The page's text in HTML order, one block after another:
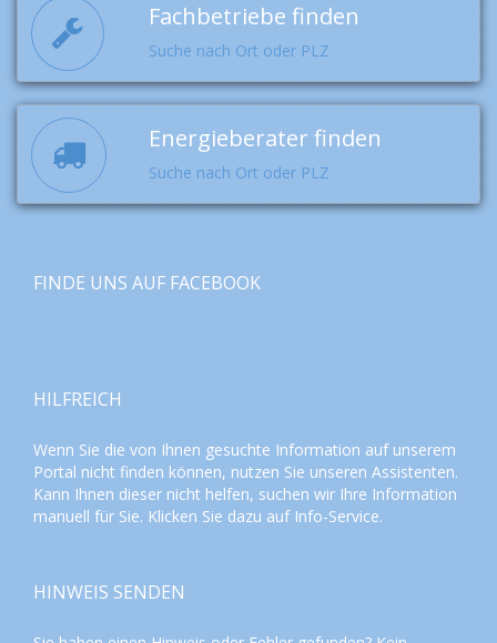
Fachbetriebe finden
Suche nach Ort oder PLZ
Energieberater finden
Suche nach Ort oder PLZ
FINDE UNS AUF FACEBOOK
HILFREICH
Wenn Sie die von Ihnen gesuchte Information auf unserem
Portal nicht finden können, nutzen Sie unseren Assistenten.
Kann Ihnen dieser nicht helfen, suchen wir Ihre Information
manuell für Sie. Klicken Sie dazu auf Info-Service.
HINWEIS SENDEN